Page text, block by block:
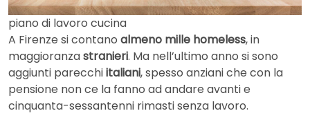
piano di lavoro cucina
A Firenze si contano almeno mille homeless, in
maggioranzastranieri. Ma nell’ultimo anno si sono
aggiunti parecchiitaliani, spesso anziani che con la
pensione non ce la fanno ad andare avanti e
cinquanta-sessantenni rimasti senza lavoro.